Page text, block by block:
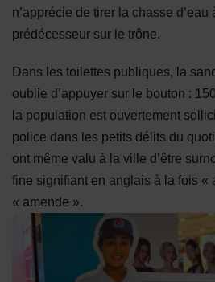
Mise en garde contre le vol à
n’apprécie de tirer la chasse
prédécesseur sur le trône.
Dans les toilettes publiques, la
oublie d’appuyer sur le bouton :
la population est ouvertement
police dans les petits délits du
ont même valu à la ville d’être
fine signifiant en anglais à la fois «
« amende ».